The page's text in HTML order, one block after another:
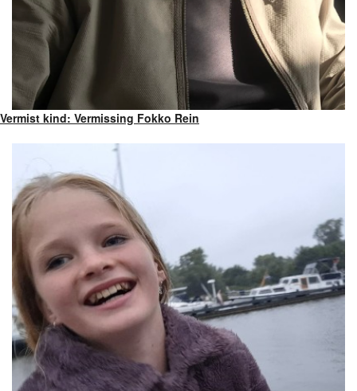
Vermist kind: Vermissing Fokko Rein